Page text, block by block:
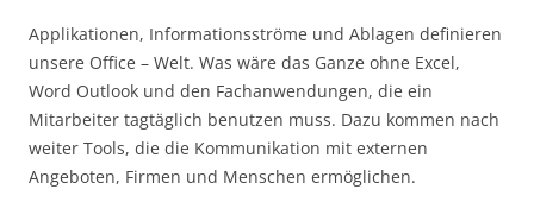
Applikationen, Informationsströme und Ablagen definieren
unsere Office – Welt. Was wäre das Ganze ohne Excel,
Word Outlook und den Fachanwendungen, die ein
Mitarbeiter tagtäglich benutzen muss. Dazu kommen nach
weiter Tools, die die Kommunikation mit externen
Angeboten, Firmen und Menschen ermöglichen.